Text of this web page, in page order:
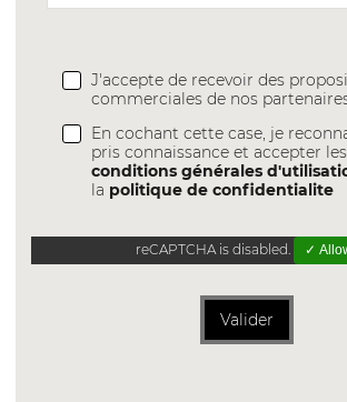
J'accepte de recevoir des
commerciales de nos
En cochant cette case, je
pris connaissance et accepter les
conditions générales
la politique de confidentialite
reCAPTCHA is disabled. ✓
Valider